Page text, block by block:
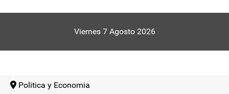
Viernes 7 Agosto 2026
Politica y Economia